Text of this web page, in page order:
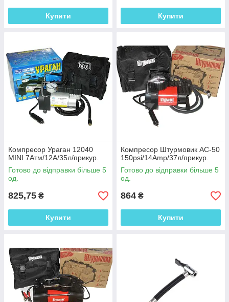
Обладнання для
домашнього і
Пропонуємо більше
100 позицій від
провідних світових
виробників.
Співпрацюємо тільки
з перевіреними
марками.
Україні, або самовивіз
зі складу в р.
Запоріжжі.
Кожного клієнта
гарантуємо якісний
оперативність
обслуговування.
каталог!
Клієнти вибирають
Купити Купити
Компресор Ураган 12040
MINI 7Атм/12А/35л/прикур.
Готово до відправки більше 5
од.
825,75 ₴
Купити
Компресор Штурмовик AC-50
150psi/14Amp/37л/прикур.
Готово до відправки більше 5
од.
864 ₴
Купити